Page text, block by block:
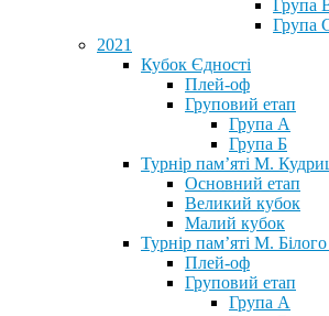
Група
Група
2021
Кубок Єдності
Плей-оф
Груповий етап
Група А
Група Б
Турнір пам’яті М.
Основний етап
Великий кубок
Малий кубок
Турнір пам’яті М.
Плей-оф
Груповий етап
Група А